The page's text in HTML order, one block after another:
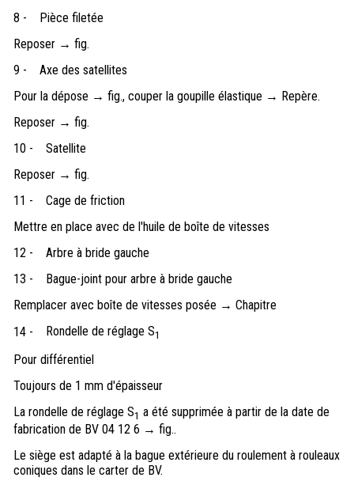
8 -
Pièce filetée
Reposer → fig.
9 -
Axe des satellites
Pour la dépose → fig., couper la goupille élastique → Repère.
Reposer → fig.
10 -
Satellite
Reposer → fig.
11 -
Cage de friction
Mettre en place avec de l'huile de boîte de vitesses
12 -
Arbre à bride gauche
13 -
Bague-joint pour arbre à bride gauche
Remplacer avec boîte de vitesses posée → Chapitre
14 -
Rondelle de réglage S1
Pour différentiel
Toujours de 1 mm d'épaisseur
La rondelle de réglage S1 a été supprimée à partir de la date de
fabrication de BV 04 12 6 → fig..
Le siège est adapté à la bague extérieure du roulement à rouleaux
coniques dans le carter de BV.